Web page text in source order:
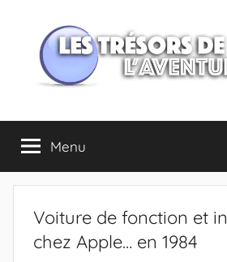
contenu
Les
trésors
de
l'Aventure
Menu
Voiture de fonction et
chez Apple… en 1984